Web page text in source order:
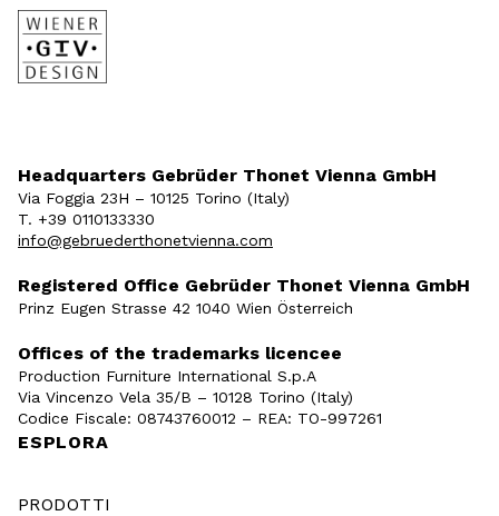
Headquarters Gebrüder Thonet Vienna GmbH
Via Foggia 23H – 10125 Torino (Italy)
T. +39 0110133330
info@gebruederthonetvienna.com
Registered Office Gebrüder Thonet Vienna GmbH
Prinz Eugen Strasse 42 1040 Wien Österreich
Offices of the trademarks licencee
Production Furniture International S.p.A
Via Vincenzo Vela 35/B – 10128 Torino (Italy)
Codice Fiscale: 08743760012 – REA: TO-997261
ESPLORA
PRODOTTI